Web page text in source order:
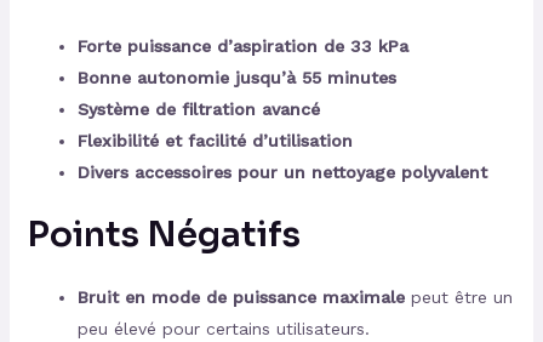
Forte puissance d’aspiration de 33 kPa
Bonne autonomie jusqu’à 55 minutes
Système de filtration avancé
Flexibilité et facilité d’utilisation
Divers accessoires pour un nettoyage polyvalent
Points Négatifs
Bruit en mode de puissance maximalepeut être un
peu élevé pour certains utilisateurs.